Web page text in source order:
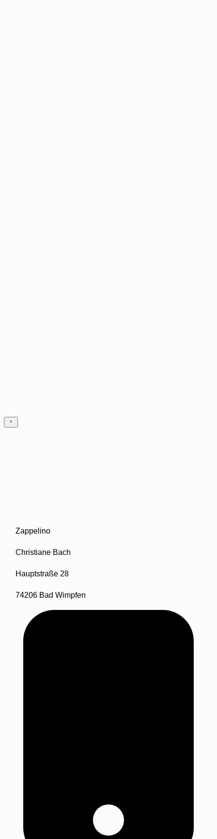
Zappelino
Christiane Bach
Hauptstraße 28
74206 Bad Wimpfen